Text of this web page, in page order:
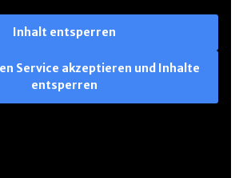
Inhalt entsperren
Service akzeptieren und Inhalte
entsperren